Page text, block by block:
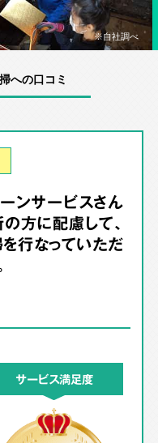
※自社調べ
への口コミ
ンサービスさん
方に配慮して、
行なっていただ
サービス満足度